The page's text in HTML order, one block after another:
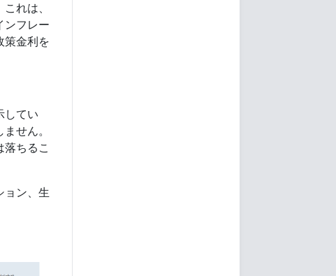
れは、
ンフレー
策金利を
してい
せん。
ちるこ
ョン、生